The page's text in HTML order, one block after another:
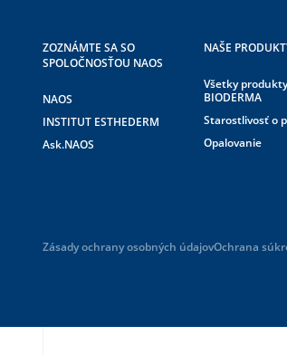
ZOZNÁMTE SA SO
SPOLOČNOSŤOU NAOS
NAOS
INSTITUT ESTHEDERM
Ask.NAOS
NAŠE
Všetky
BIODERMA
Starostlivosť o
Opalovanie
Zásady ochrany osobných údajovOchrana